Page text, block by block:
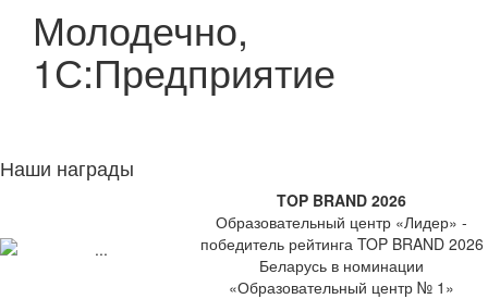
Молодечно,
1С:Предприятие
Наши награды
TOP BRAND 2026
Образовательный центр «Лидер» -
победитель рейтинга TOP BRAND 2026
Беларусь в номинации
«Образовательный центр № 1»